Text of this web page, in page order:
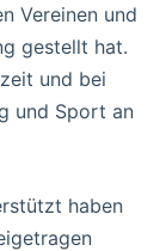
Vereinen und
gestellt hat.
und bei
und Sport an
haben